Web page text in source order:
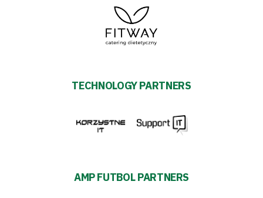
TECHNOLOGY PARTNERS
AMP FUTBOL PARTNERS